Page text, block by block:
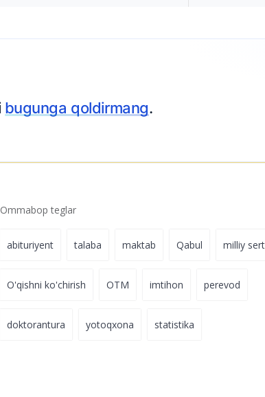
Ariza topshiring
Ommabop teglar
abituriyent talaba maktab Qabul milliy
O'qishni ko'chirish OTM imtihon perevod
doktorantura yotoqxona statistika